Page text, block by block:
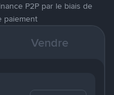
P2P par le biais de
paiement
Vendre